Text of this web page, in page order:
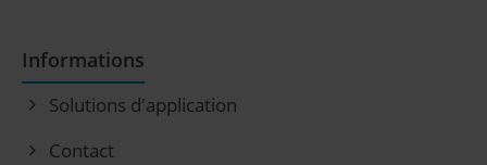
Informations
Solutions d'application
Contact